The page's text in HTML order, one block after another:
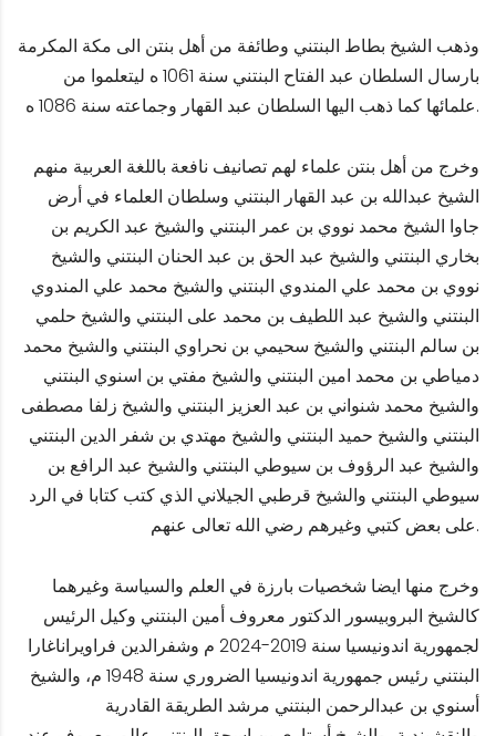
وذهب الشيخ بطاط البنتني وطائفة من أهل بنتن الى مكة المكرمة
بارسال السلطان عبد الفتاح البنتني سنة 1061 ه ليتعلموا من
علمائها كما ذهب اليها السلطان عبد القهار وجماعته سنة 1086 ه.
وخرج من أهل بنتن علماء لهم تصانيف نافعة باللغة العربية منهم
الشيخ عبدالله بن عبد القهار البنتني وسلطان العلماء في أرض
جاوا الشيخ محمد نووي بن عمر البنتني والشيخ عبد الكريم بن
بخاري البنتني والشيخ عبد الحق بن عبد الحنان البنتني والشيخ
نووي بن محمد علي المندوي البنتني والشيخ محمد علي المندوي
البنتني والشيخ عبد اللطيف بن محمد على البنتني والشيخ حلمي
بن سالم البنتني والشيخ سحيمي بن نحراوي البنتني والشيخ محمد
دمياطي بن محمد امين البنتني والشيخ مفتي بن اسنوي البنتني
والشيخ محمد شنواني بن عبد العزيز البنتني والشيخ زلفا مصطفى
البنتني والشيخ حميد البنتني والشيخ مهتدي بن شفر الدين البنتني
والشيخ عبد الرؤوف بن سيوطي البنتني والشيخ عبد الرافع بن
سيوطي البنتني والشيخ قرطبي الجيلاني الذي كتب كتابا في الرد
على بعض كتبي وغيرهم رضي الله تعالى عنهم.
وخرج منها ايضا شخصيات بارزة في العلم والسياسة وغيرهما
كالشيخ البروبيسور الدكتور معروف أمين البنتني وكيل الرئيس
لجمهورية اندونيسيا سنة 2019-2024 م وشفرالدين فراويراناغارا
البنتني رئيس جمهورية اندونيسيا الضروري سنة 1948 م، والشيخ
أسنوي بن عبدالرحمن البنتني مرشد الطريقة القادرية